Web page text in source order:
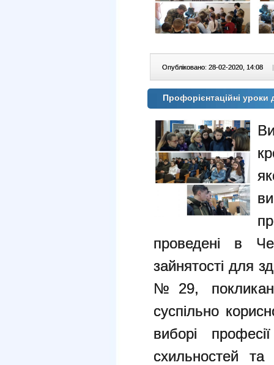
Опубліковано: 28-02-2020, 14:08 |
Профорієнтаційні
проведені в
зайнятості для
№29, покликані
суспільно
виборі
схильностей